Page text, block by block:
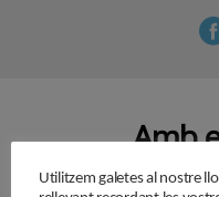
Amb
Utilitzem galetes al nostre